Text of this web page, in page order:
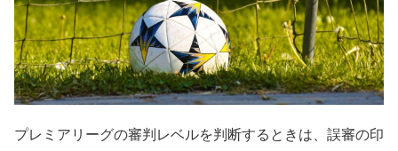
プレミアリーグの審判レベルを判断するときは、誤審の印